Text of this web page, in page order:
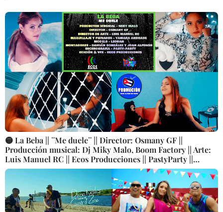
🟡 La Beba || ¨Me duele¨ || Director: Osmany GF ||
Producción musical: Dj Miky Malo, Boom Factory || Arte:
Luis Manuel RC || Ecos Producciones || PastyParty ||
Música cubana || Videoclip || CUBA